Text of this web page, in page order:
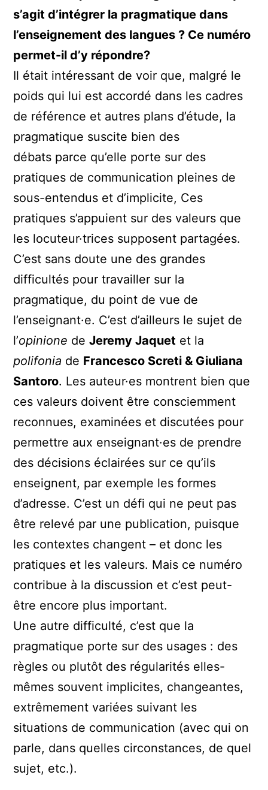
s’agit d’intégrer la pragmatique dans
l’enseignement des langues ? Ce numéro
permet-il d’y répondre?
Il était intéressant de voir que, malgré le
poids qui lui est accordé dans les cadres
de référence et autres plans d’étude, la
pragmatique suscite bien des
débats parce qu’elle porte sur des
pratiques de communication pleines de
sous-entendus et d’implicite, Ces
pratiques s’appuient sur des valeurs que
les locuteur·trices supposent partagées.
C’est sans doute une des grandes
difficultés pour travailler sur la
pragmatique, du point de vue de
l’enseignant·e. C’est d’ailleurs le sujet de
l’opinione deJeremy Jaquet et la
polifonia de Francesco Screti & Giuliana
Santoro. Les auteur·es montrent bien que
ces valeurs doivent être consciemment
reconnues, examinées et discutées pour
permettre aux enseignant·es de prendre
des décisions éclairées sur ce qu’ils
enseignent, par exemple les formes
d’adresse. C’est un défi qui ne peut pas
être relevé par une publication, puisque
les contextes changent – et donc les
pratiques et les valeurs. Mais ce numéro
contribue à la discussion et c’est peut-
être encore plus important.
Une autre difficulté, c’est que la
pragmatique porte sur des usages : des
règles ou plutôt des régularités elles-
mêmes souvent implicites, changeantes,
extrêmement variées suivant les
situations de communication (avec qui on
parle, dans quelles circonstances, de quel
sujet, etc.).